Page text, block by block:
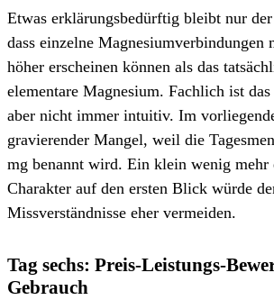
Etwas erklärungsbedürftig bleibt nur
dass einzelne Magnesiumverbindungen
höher erscheinen können als das
elementare Magnesium. Fachlich ist
aber nicht immer intuitiv. Im
gravierender Mangel, weil die
mg benannt wird. Ein klein wenig mehr
Charakter auf den ersten Blick würde
Missverständnisse eher vermeiden.
Tag sechs: Preis-Leistungs-
Gebrauch